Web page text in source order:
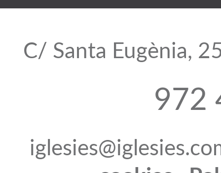
C/ Santa Eugènia,
972